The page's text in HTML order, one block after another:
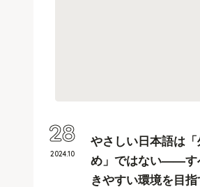
やさしい日本語は
め」ではない——す
きやすい環境を目
2024.10
28